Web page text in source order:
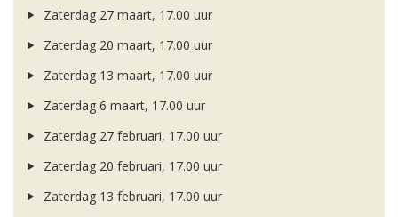
Zaterdag 27 maart, 17.00 uur
Zaterdag 20 maart, 17.00 uur
Zaterdag 13 maart, 17.00 uur
Zaterdag 6 maart, 17.00 uur
Zaterdag 27 februari, 17.00 uur
Zaterdag 20 februari, 17.00 uur
Zaterdag 13 februari, 17.00 uur